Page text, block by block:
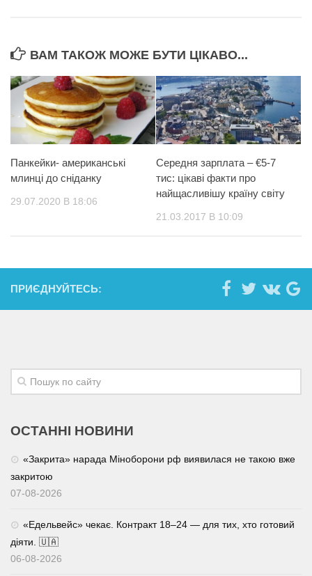
ВАМ ТАКОЖ МОЖЕ БУТИ ЦІКАВО...
Панкейки- американські
млинці до сніданку
29.07.2020 В 18:06
Середня зарплата – €5-7
тис: цікаві факти про
найщасливішу країну світу
21.03.2017 В 10:09
ПРИЄДНУЙТЕСЬ:
ОСТАННІ НОВИНИ
«Закрита» нарада Міноборони рф виявилася не такою вже
закритою
07-08-2026
«Едельвейс» чекає. Контракт 18–24 — для тих, хто готовий
діяти. 🇺🇦
06-08-2026